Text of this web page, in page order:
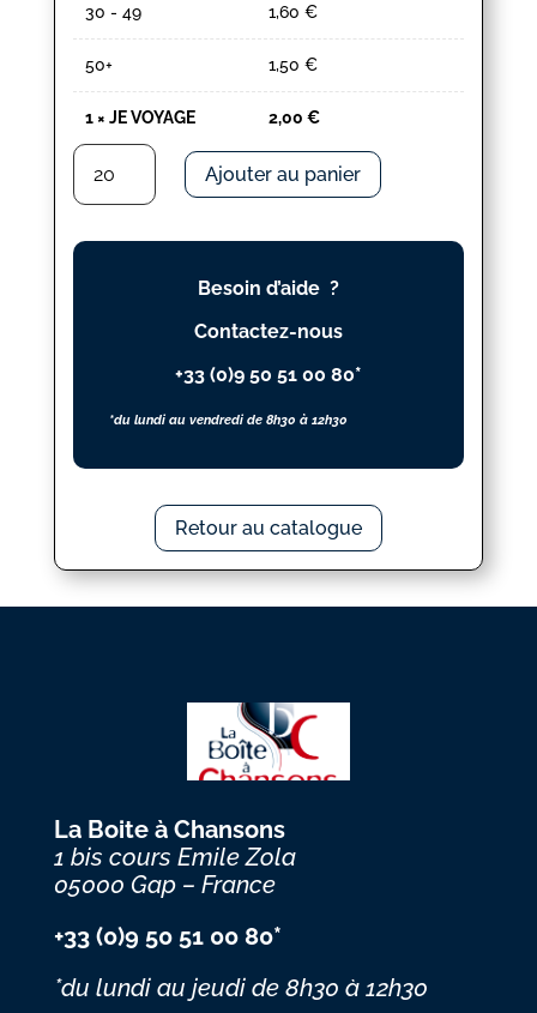
30 - 49 1,60 €
50+ 1,50 €
1× JE VOYAGE 2,00 €
quantité
JE
VOYAGE
Ajouter au panier
Besoin d’aide ?
Contactez-nous
+33 (0)9 50 51 00 80*
*du lundi au vendredi de 8h30 à 12h30
Retour au catalogue
La Boite à Chansons
1 bis cours Emile Zola
05000 Gap – France
+33 (0)9 50 51 00 80*
*du lundi au jeudi de 8h30 à 12h30